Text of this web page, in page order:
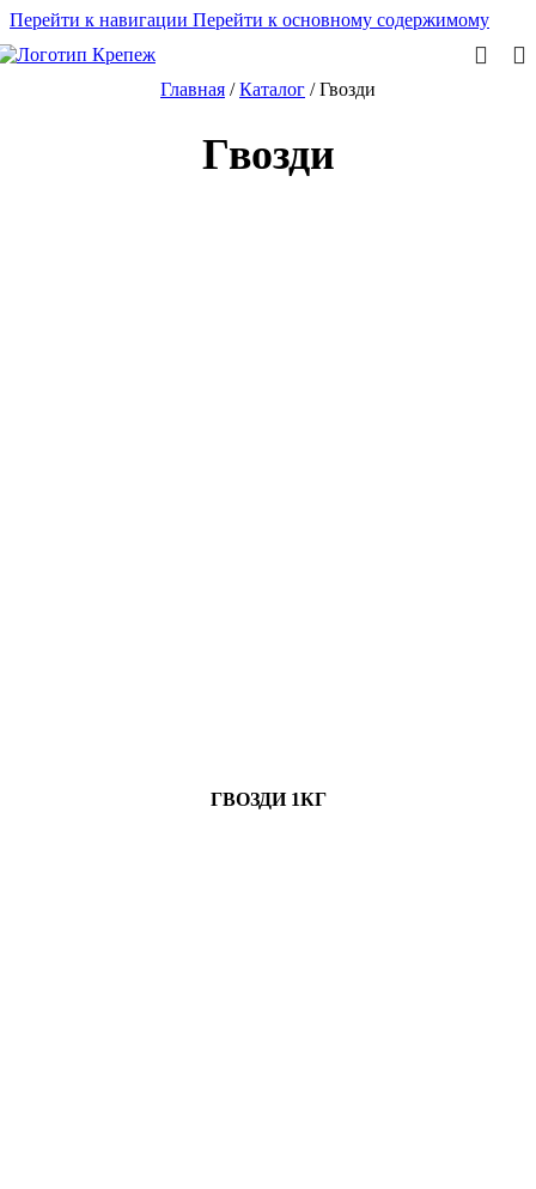
Перейти к навигации Перейти к основному содержимому
Главная /Каталог /Гвозди
Гвозди
ГВОЗДИ 1КГ